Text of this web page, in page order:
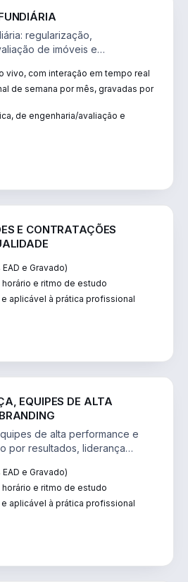
regularização,
de imóveis e
vivo, com interação em tempo real
de semana por mês, gravadas por
de engenharia/avaliação e
E CONTRATAÇÕES
e Gravado)
e ritmo de estudo
aplicável à prática profissional
EQUIPES DE ALTA
de alta performance e
por resultados, liderança
e Gravado)
e ritmo de estudo
aplicável à prática profissional